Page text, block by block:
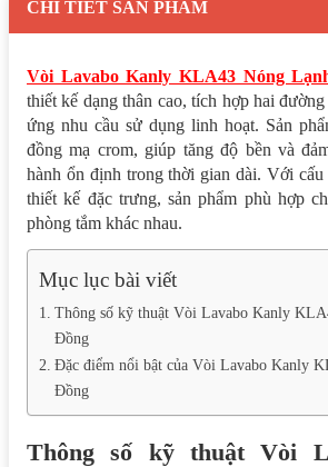
CHI TIẾT SẢN PHẨM
Vòi Lavabo Kanly KLA43 Nóng
thiết kế dạng thân cao, tích hợp hai
ứng nhu cầu sử dụng linh hoạt. Sản
đồng mạ crom, giúp tăng độ bền và
hành ổn định trong thời gian dài. Với cấu
thiết kế đặc trưng, sản phẩm phù hợp
phòng tắm khác nhau.
Mục lục bài viết
Thông số kỹ thuật Vòi Lavabo Kanly
Đồng
Đặc điểm nổi bật của Vòi Lavabo Kanly
Đồng
Thông số kỹ thuật Vòi